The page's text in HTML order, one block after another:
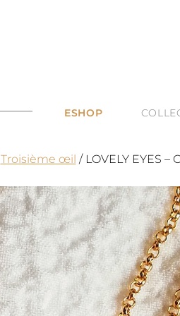
ESHOP
LES COLLIERS
LES BOUCLES
LES BRACELETS
TOUTES LES
Troisième œil / LOVELY EYES